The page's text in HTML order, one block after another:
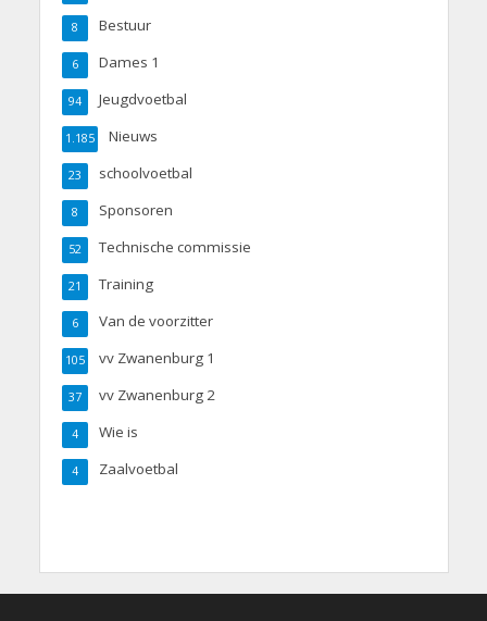
Bestuur
8
Dames 1
6
Jeugdvoetbal
94
Nieuws
1.185
schoolvoetbal
23
Sponsoren
8
Technische commissie
52
Training
21
Van de voorzitter
6
vv Zwanenburg 1
105
vv Zwanenburg 2
37
Wie is
4
Zaalvoetbal
4